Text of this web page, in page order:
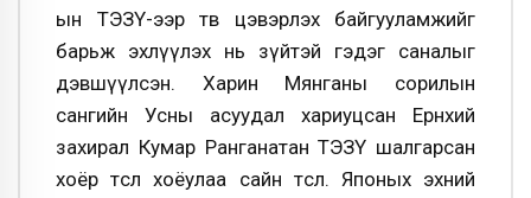
ын ТЭЗҮ-ээр төв цэвэрлэх байгууламжийг
барьж эхлүүлэх нь зүйтэй гэдэг саналыг
дэвшүүлсэн. Харин Мянганы сорилын
сангийн Усны асуудал хариуцсан Ерөнхий
захирал Кумар Ранганатан ТЭЗҮ шалгарсан
хоёр төсөл хоёулаа сайн төсөл. Японых эхний